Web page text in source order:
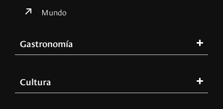
Mundo
Gastronomía
Cultura